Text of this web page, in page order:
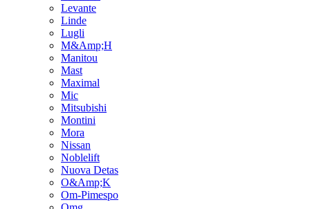
Levante
Linde
Lugli
M&Amp;H
Manitou
Mast
Maximal
Mic
Mitsubishi
Montini
Mora
Nissan
Noblelift
Nuova Detas
O&Amp;K
Om-Pimespo